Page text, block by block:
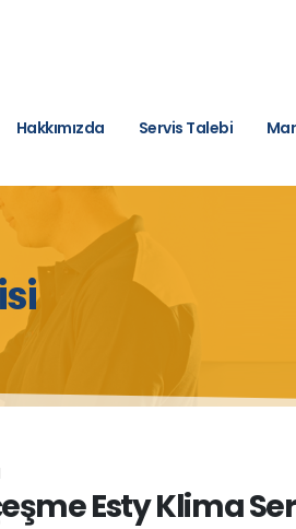
Hakkımızda Servis Talebi
Esty Klima